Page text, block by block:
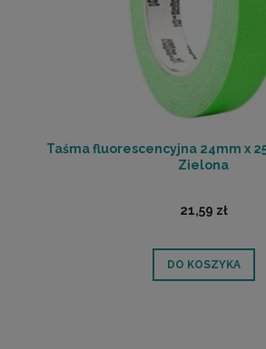
Taśma fluorescencyjna 24mm x
Zielona
21,59 zł
DO KOSZYKA